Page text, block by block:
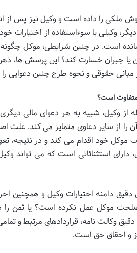
ملکی را داده است و وکیل نیز پس از
وکیلی با سوءاستفاده از اختیارات
است. در چنین شرایطی، موکل چگونه
یا جبران خسارت کند؟ این پرسش ها، ذهن
حقوقی و نحوه طرح چنین دعوایی
متفاوت است؟
از وکیل، شبیه به هر دعوای مالی
از سایر دعاوی متمایز می کند. علت
موکل خود اقدام می کند و در نتیجه،
استثنائاتی است که می تواند
دامنه اختیارات وکیل و همچنین
موکل عمل نکرده است؟ یا ثمن را
وکالت نامه، قراردادهای مرتبط و
و احقاق حق است.